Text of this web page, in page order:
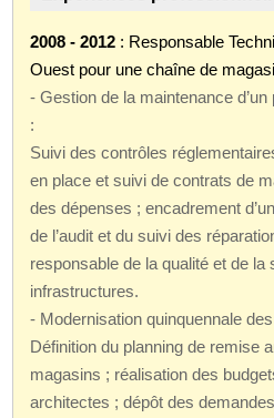
2008 - 2012 : Responsable
Ouest pour une chaîne de
- Gestion de la maintenance
:
Suivi des contrôles
en place et suivi de contrats de
des dépenses ; encadrement
de l’audit et du suivi des
responsable de la qualité et de la
infrastructures.
- Modernisation quinquennale
Définition du planning de remise
magasins ; réalisation des
architectes ; dépôt des